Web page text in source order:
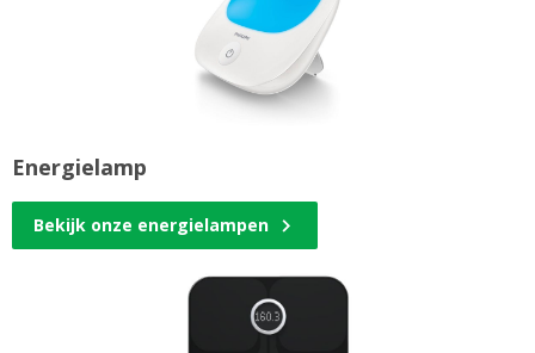
Energielamp
Bekijk onze energielampen